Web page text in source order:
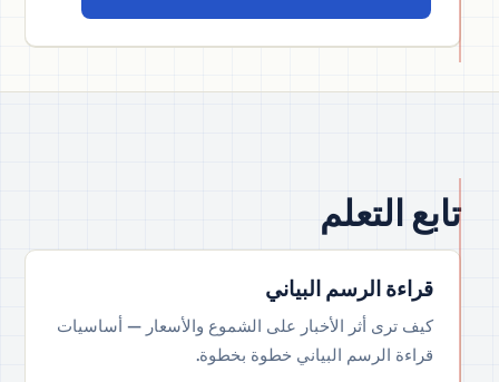
تابع التعلم
قراءة الرسم البياني
كيف ترى أثر الأخبار على الشموع والأسعار — أساسيات
قراءة الرسم البياني خطوة بخطوة.